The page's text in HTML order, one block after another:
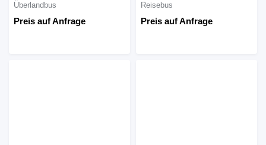
Preis auf Anfrage
Überlandbus
Preis auf Anfrage
Reisebus